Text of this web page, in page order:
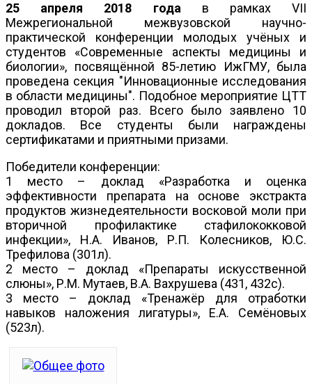
25 апреля 2018 года в рамках VII
Межрегиональной межвузовской научно-
практической конференции молодых учёных и
студентов «Современные аспекты медицины и
биологии», посвящённой 85-летию ИжГМУ, была
проведена секция "Инновационные исследования
в области медицины". Подобное мероприятие ЦТТ
проводил второй раз. Всего было заявлено 10
докладов. Все студенты были награждены
сертификатами и приятными призами.
Победители конференции:
1 место – доклад «Разработка и оценка
эффективности препарата на основе экстракта
продуктов жизнедеятельности восковой моли при
вторичной профилактике стафилококковой
инфекции», Н.А. Иванов, Р.П. Колесников, Ю.С.
Трефилова (301л).
2 место – доклад «Препараты искусственной
слюны», Р.М. Мутаев, В.А. Вахрушева (431, 432с).
3 место – доклад «Тренажёр для отработки
навыков наложения лигатуры», Е.А. Семёновых
(523л).